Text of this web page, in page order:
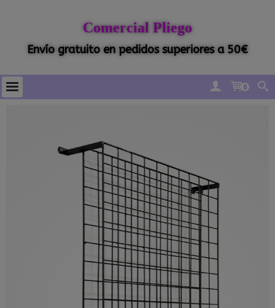
Comercial Pliego
Envío gratuito en pedidos superiores a 50€
0